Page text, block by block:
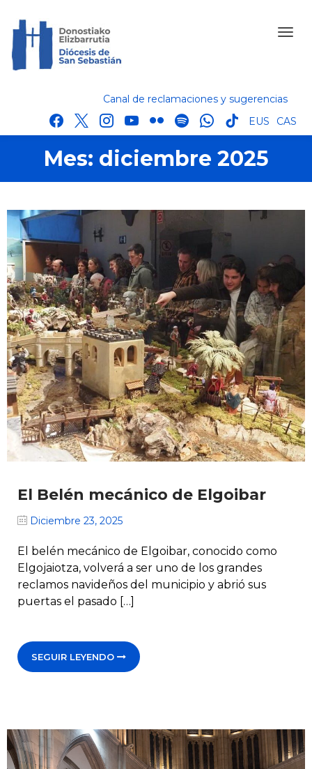
Canal de reclamaciones y sugerencias
facebook
x instagram
youtube
flickr spotifywhatsapp
tik
tok
EUS CAS
Mes: diciembre 2025
El Belén mecánico de Elgoibar
Diciembre 23, 2025
El belén mecánico de Elgoibar, conocido como
Elgojaiotza, volverá a ser uno de los grandes
reclamos navideños del municipio y abrió sus
puertas el pasado […]
SEGUIR LEYENDO